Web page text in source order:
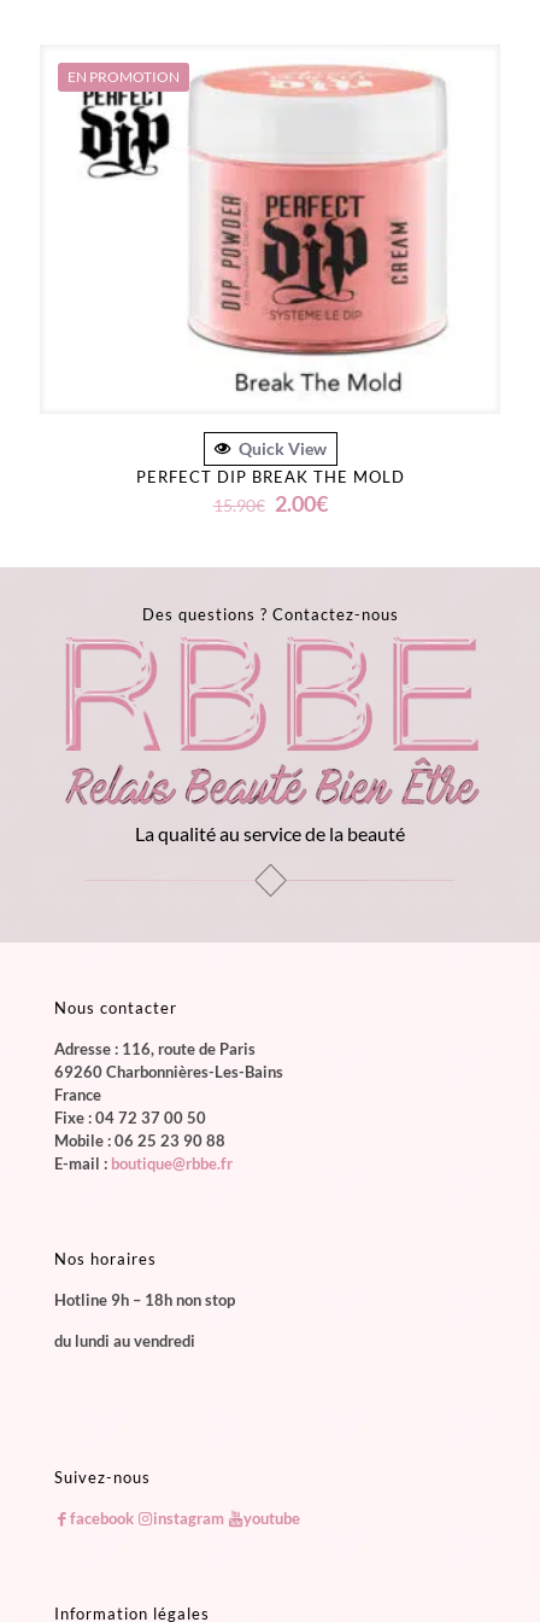
15.90€.2.00€.
EN PROMOTION
Quick View
PERFECT DIP BREAK THE MOLD
15.90€ Le
était :
2.00€Le
est :
Des questions ? Contactez-nous
La qualité au service de la beauté
Nous contacter
Adresse : 116, route de Paris
69260 Charbonnières-Les-Bains
France
Fixe :04 72 37 00 50
Mobile :06 25 23 90 88
E-mail : boutique@rbbe.fr
Nos horaires
Hotline 9h – 18h non stop
du lundi au vendredi
Suivez-nous
facebook instagram youtube
Information légales